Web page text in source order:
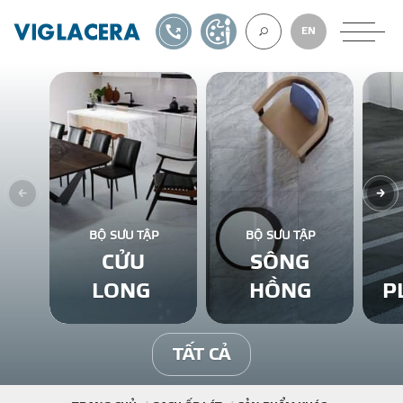
VỀ CHÚNG
GẠCH ỐP LÁT
BÊ TÔNG KHÍ
NGÓI LỢP
EN
1900561582TỰ THIẾT KẾ
BỘ SƯU TẬP
CỬU
LONG
BỘ SƯU TẬP
SÔNG
HỒNG
TẤT CẢ